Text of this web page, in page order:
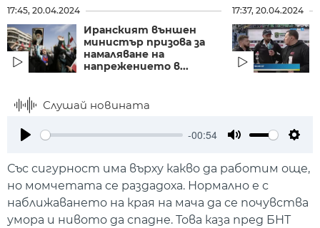
17:45, 20.04.2024
Иранският външен
министър призова за
намаляване на
напрежението в...
17:37, 20.04.2024
Слушай новината
-00:54
Със сигурност има върху какво да работим още,
но момчетата се раздадоха. Нормално е с
наближаването на края на мача да се почувства
умора и нивото да спадне. Това каза пред БНТ